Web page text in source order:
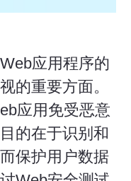
应用程序的
的重要方面。
应用免受恶意
的在于识别和
保护用户数据